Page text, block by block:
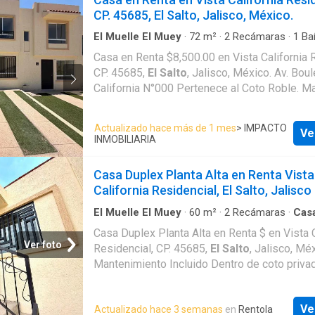
y campana Herrería en puerta principal y
Amenidades: Casetas de vigilancia Acceso controlado
24/7 Casa Club general con terraza Cachas
de Patinetas Juegos Infantiles Pista para correr en Jardín
Lineal Coto con terraza Canchas de usos múltiples
Aparatos para ejercicio al aire libre Ubicación:
CP. 45685, El Salto, Jalisco, México.
El Muelle El Muey · 72 m² · 2 Recámaras · 1
Cocina integral
Seguridad
Casa en Renta $8,500.00 en Vista California
CP. 45685, El Salto, Jalisco, México. Av. Boulevard vista
California N°000 Pertenece al Coto Roble. Mantenimiento
Sup. Construcción 66.62 m2 Antigüedad: Nueva
Plantas 2 Recamaras con entrepaños de closet 1
estufa y campana Herrería en puerta
planta baja y jaula en patio Amenidades: Casetas de
vigilancia Acceso controlado 24/7 Casa Club
terraza Cachas de Futbol Área de Patinetas
Infantiles Pista para correr en Jardín Lineal Coto con
terraza Canchas de usos múltiples Aparatos para ejercicio
Actualizado hace más de 1 mes> IMPACTO
INMOBILIARIA
Ver foto
Casa Duplex Planta Alta en Renta Vista
California Residencial, El Salto, Jalisco
El Muelle El Muey · 60 m² · 2 Recámaras ·
Estacionamiento
Casa Duplex Planta Alta en Renta $ en Vista
Residencial, CP. 45685, El Salto, Jalisco,
Mantenimiento Incluido Dentro de coto
60.00 m2 Antigüedad: Nueva Duplex Planta
Recamaras con closet 1 baño completo 1
Actualizado hace 3 semanas en Rentola